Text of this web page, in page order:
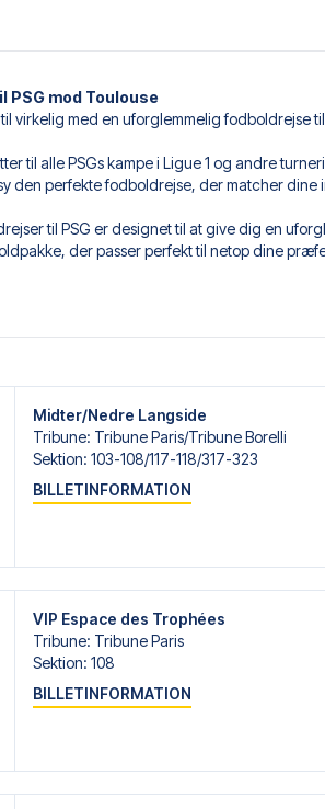
PSG mod Toulouse
virkelig med en uforglemmelig fodboldrejse
til alle PSGs kampe i Ligue 1 og andre
den perfekte fodboldrejse, der matcher dine
til PSG er designet til at give dig en
der passer perfekt til netop dine
billet, er en billet, hvor der er mere
rejsedokumenter.
hoteller i Paris, der passer til
charmerende boutiquehoteller og
for beliggenhed, komfort og pris. Det eneste
et specifikt hotel, som vi ikke tilbyder, så
både med og uden fly, så du selv kan
service
højeste prioritet. Vi sørger for en
personlig service både før og under
til at bestille rejsen.
stjernerne fra PSG på Parc des Princes
drøm om en fodboldtur.
Midter/Nedre Langside
Tribune: Tribune Paris/​Tribune Borelli
Sektion: 103-108/​117-118/​317-323
BILLETINFORMATION
VIP Espace des Trophées
Tribune: Tribune Paris
Sektion: 108
BILLETINFORMATION